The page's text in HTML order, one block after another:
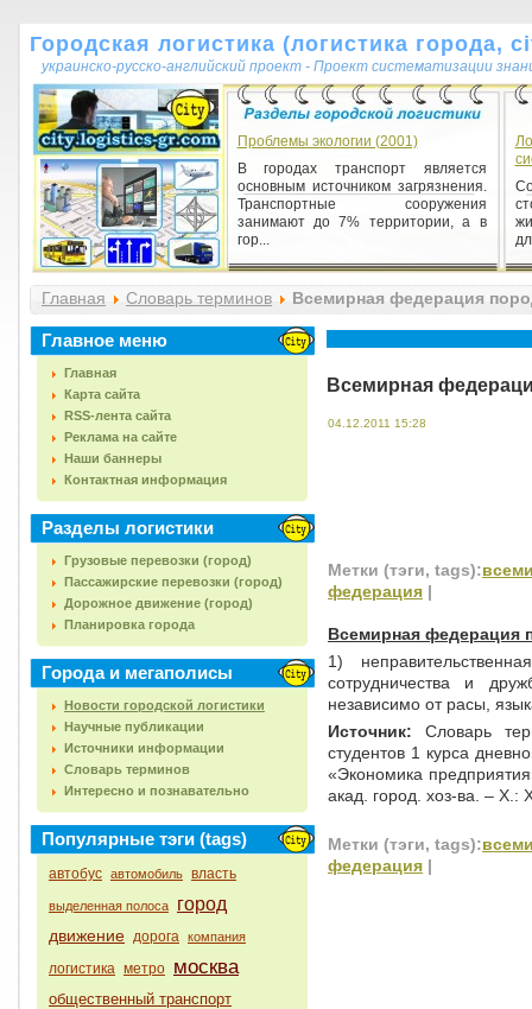
Городская логистика (логистика города,
украинско-русско-английский проект - Проект систематизации
Проблемы экологии (2001)
В городах транспорт является
основным источником загрязнения.
Транспортные сооружения
занимают до 7% территории, а в
гор...
Главная Словарь терминов Всемирная федерация
Главное меню
Главная
Карта сайта
RSS-лента сайта
Реклама на сайте
Наши баннеры
Контактная информация
Разделы логистики
Грузовые перевозки (город)
Пассажирские перевозки (город)
Дорожное движение (город)
Планировка города
Города и мегаполисы
Новости городской логистики
Научные публикации
Источники информации
Словарь терминов
Интересно и познавательно
Популярные тэги (tags)
автобус автомобиль власть
выделенная полоса город
движение дорога компания
логистика метро москва
общественный транспорт
Всемирная
04.12.2011 15:28
Метки (тэги, tags):
федерация |
Всемирная федерация
1)
сотрудничества и
независимо от расы,
Источник: Словарь
студентов 1 курса
«Экономика
акад. город. хоз-ва. –
Метки (тэги, tags):
федерация |